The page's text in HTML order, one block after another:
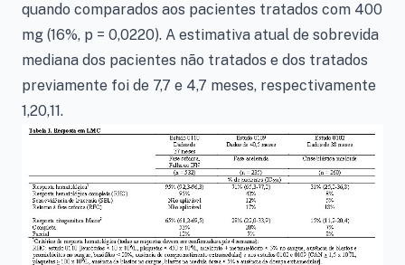
quando comparados aos pacientes tratados com 400
mg (16%, p = 0,0220). A estimativa atual de sobrevida
mediana dos pacientes não tratados e dos tratados
previamente foi de 7,7 e 4,7 meses, respectivamente
1,20,11.